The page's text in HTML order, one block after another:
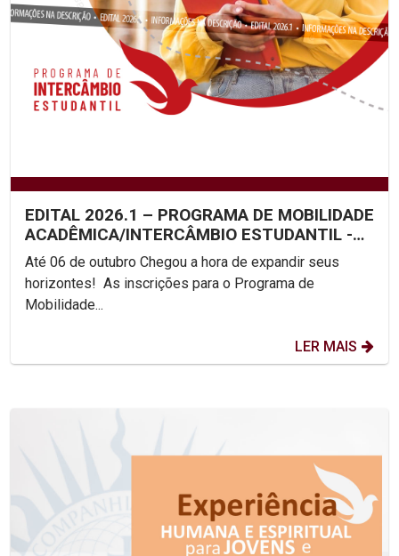
EDITAL 2026.1 – PROGRAMA DE MOBILIDADE
ACADÊMICA/INTERCÂMBIO ESTUDANTIL -
UNICAP
Até 06 de outubro Chegou a hora de expandir seus
horizontes! As inscrições para o Programa de
Mobilidade...
LER MAIS